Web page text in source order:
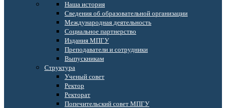
Наша история
Сведения об образовательной организации
Международная деятельность
Социальное партнерство
Издания МПГУ
Преподаватели и сотрудники
Выпускникам
Структура
Ученый совет
Ректор
Ректорат
Попечительский совет МПГУ